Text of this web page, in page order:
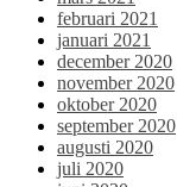
februari 2021
januari 2021
december 2020
november 2020
oktober 2020
september 2020
augusti 2020
juli 2020